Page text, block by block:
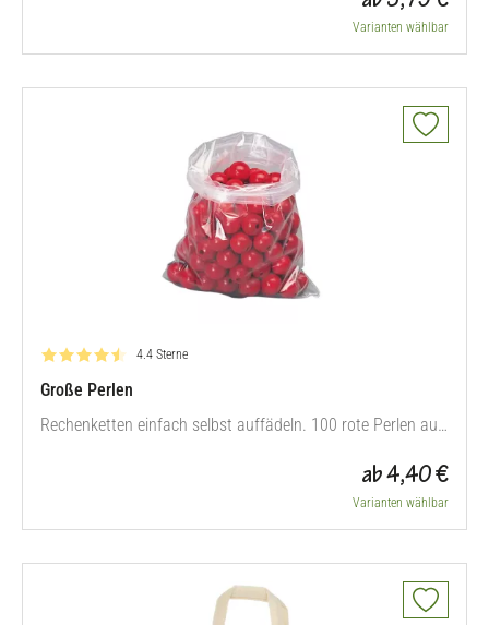
Varianten wählbar
Bewertung: 4.4 von 5
4.4 Sterne
Große Perlen
Rechenketten einfach selbst auffädeln. 100 rote Perlen aus
ab 4,40 €
Varianten wählbar